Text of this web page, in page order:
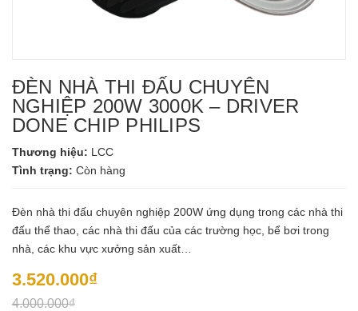
ĐÈN NHÀ THI ĐẤU CHUYÊN
NGHIỆP 200W 3000K – DRIVER
DONE CHIP PHILIPS
Thương hiệu: LCC
Tình trạng: Còn hàng
Đèn nhà thi đấu chuyên nghiệp 200W ứng dụng trong các nhà thi
đấu thể thao, các nhà thi đấu của các trường học, bể bơi trong
nhà, các khu vực xưởng sản xuất…
3.520.000₫
4.000.000₫